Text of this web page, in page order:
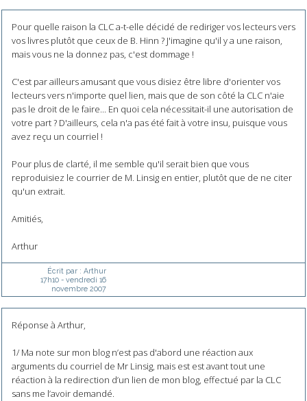
Pour quelle raison la CLC a-t-elle décidé de rediriger vos lecteurs vers
vos livres plutôt que ceux de B. Hinn ? J'imagine qu'il y a une raison,
mais vous ne la donnez pas, c'est dommage !
C'est par ailleurs amusant que vous disiez être libre d'orienter vos
lecteurs vers n'importe quel lien, mais que de son côté la CLC n'aie
pas le droit de le faire... En quoi cela nécessitait-il une autorisation de
votre part ? D'ailleurs, cela n'a pas été fait à votre insu, puisque vous
avez reçu un courriel !
Pour plus de clarté, il me semble qu'il serait bien que vous
reproduisiez le courrier de M. Linsig en entier, plutôt que de ne citer
qu'un extrait.
Amitiés,
Arthur
Écrit par : Arthur
17h10- vendredi 16
novembre 2007
Réponse à Arthur,
1/ Ma note sur mon blog n’est pas d'abord une réaction aux
arguments du courriel de Mr Linsig, mais est est avant tout une
réaction à la redirection d’un lien de mon blog, effectué par la CLC
sans me l’avoir demandé.